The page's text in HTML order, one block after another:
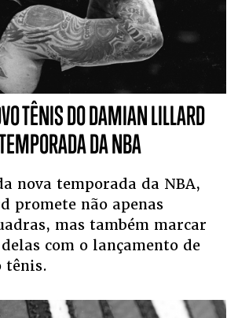
TÊNIS DO DAMIAN LILLARD
DA NBA
nova temporada da NBA,
promete não apenas
mas também marcar
com o lançamento de
tênis.